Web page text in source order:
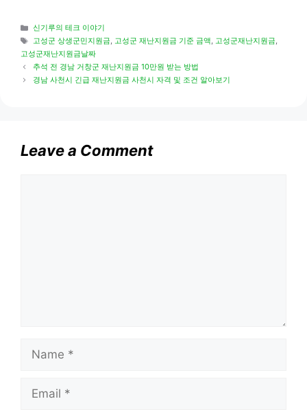
Categories
신기루의 테크 이야기
Tags
고성군 상생군민지원금, 고성군 재난지원금 기준 금액, 고성군재난지원금,
고성군재난지원금날짜
추석 전 경남 거창군 재난지원금 10만원 받는 방법
경남 사천시 긴급 재난지원금 사천시 자격 및 조건 알아보기
Leave a Comment
Name
Email